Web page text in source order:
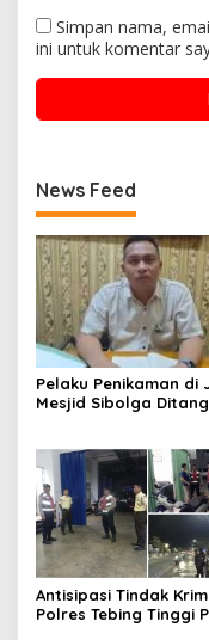
Simpan nama,
ini untuk komentar
News Feed
Pelaku Penikaman di
Mesjid Sibolga
Antisipasi Tindak
Polres Tebing Tinggi